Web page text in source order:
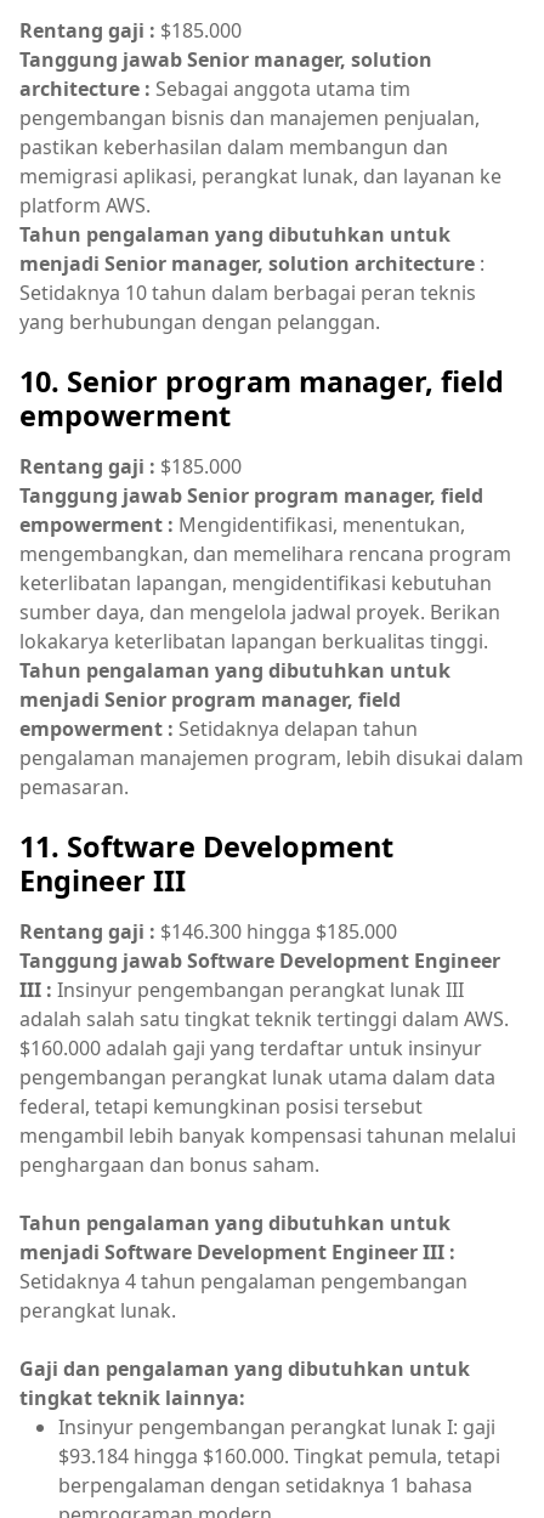
Rentang gaji : $185.000
Tanggung jawab Senior manager, solution
architecture : Sebagai anggota utama tim
pengembangan bisnis dan manajemen penjualan,
pastikan keberhasilan dalam membangun dan
memigrasi aplikasi, perangkat lunak, dan layanan ke
platform AWS.
Tahun pengalaman yang dibutuhkan untuk
menjadi Senior manager, solution architecture :
Setidaknya 10 tahun dalam berbagai peran teknis
yang berhubungan dengan pelanggan.
10. Senior program manager, field
empowerment
Rentang gaji : $185.000
Tanggung jawab Senior program manager, field
empowerment : Mengidentifikasi, menentukan,
mengembangkan, dan memelihara rencana program
keterlibatan lapangan, mengidentifikasi kebutuhan
sumber daya, dan mengelola jadwal proyek. Berikan
lokakarya keterlibatan lapangan berkualitas tinggi.
Tahun pengalaman yang dibutuhkan untuk
menjadi Senior program manager, field
empowerment : Setidaknya delapan tahun
pengalaman manajemen program, lebih disukai dalam
pemasaran.
11. Software Development
Engineer III
Rentang gaji : $146.300 hingga $185.000
Tanggung jawab Software Development Engineer
III : Insinyur pengembangan perangkat lunak III
adalah salah satu tingkat teknik tertinggi dalam AWS.
$160.000 adalah gaji yang terdaftar untuk insinyur
pengembangan perangkat lunak utama dalam data
federal, tetapi kemungkinan posisi tersebut
mengambil lebih banyak kompensasi tahunan melalui
penghargaan dan bonus saham.
Tahun pengalaman yang dibutuhkan untuk
menjadi Software Development Engineer III :
Setidaknya 4 tahun pengalaman pengembangan
perangkat lunak.
Gaji dan pengalaman yang dibutuhkan untuk
tingkat teknik lainnya:
Insinyur pengembangan perangkat lunak I: gaji
$93.184 hingga $160.000. Tingkat pemula, tetapi
berpengalaman dengan setidaknya 1 bahasa